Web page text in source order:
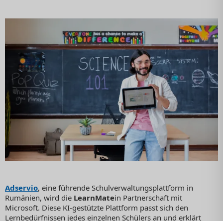
Adservio, eine führende Schulverwaltungsplattform in
Rumänien, wird die LearnMatein Partnerschaft mit
Microsoft. Diese KI-gestützte Plattform passt sich den
Lernbedürfnissen jedes einzelnen Schülers an und erklärt